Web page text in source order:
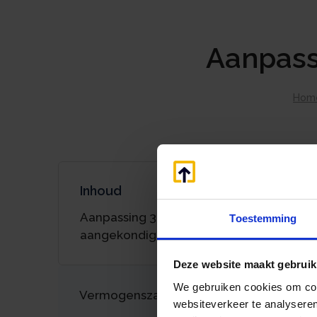
Toestemming
Deze website maakt
We gebruiken cookies om
websiteverkeer te
Inhoud
Aanpassing 30%-regeling
aangekondigd
Vermogenszaken goed regelen?